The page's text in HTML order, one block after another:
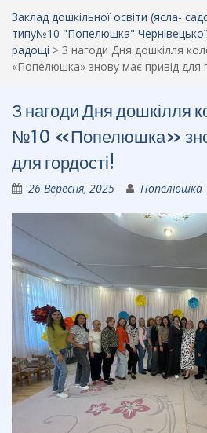
Заклад дошкільної освіти (ясла-
типу№10 "Попелюшка" Чернівецької
радощі > З нагоди Дня дошкілля
«Попелюшка» знову має привід для
З нагоди Дня дошкілля
№10 «Попелюшка»
для гордості!
26 Вересня, 2025 Попелюшка